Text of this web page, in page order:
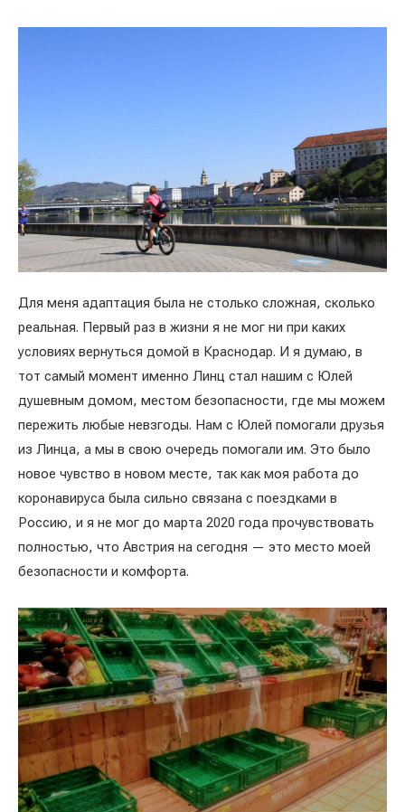
Для меня адаптация была не столько сложная, сколько
реальная. Первый раз в жизни я не мог ни при каких
условиях вернуться домой в Краснодар. И я думаю, в
тот самый момент именно Линц стал нашим с Юлей
душевным домом, местом безопасности, где мы можем
пережить любые невзгоды. Нам с Юлей помогали друзья
из Линца, а мы в свою очередь помогали им. Это было
новое чувство в новом месте, так как моя работа до
коронавируса была сильно связана с поездками в
Россию, и я не мог до марта 2020 года прочувствовать
полностью, что Австрия на сегодня — это место моей
безопасности и комфорта.